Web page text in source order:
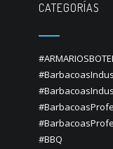
CATEGORÍAS
#BBQ